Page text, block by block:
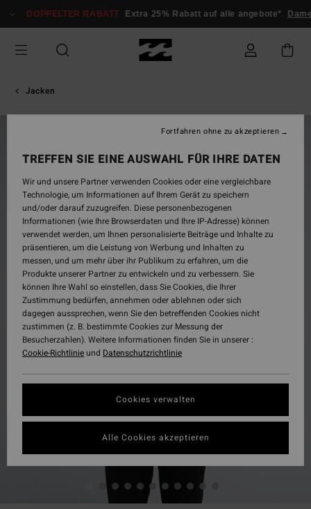
zur
springen
DOPPELTER RABATT Extra 25% Rabatt auf alle angebote* Damen
Jacken
TREFFEN SIE EINE AUSWAHL FÜR IHRE DATEN
Wir und unsere Partner verwenden Cookies oder eine vergleichbare
Technologie, um Informationen auf Ihrem Gerät zu speichern
und/oder darauf zuzugreifen. Diese personenbezogenen
Informationen (wie Ihre Browserdaten und Ihre IP-Adresse) können
verwendet werden, um Ihnen personalisierte Beiträge und Inhalte zu
präsentieren, um die Leistung von Werbung und Inhalten zu
messen, und um mehr über ihr Publikum zu erfahren, um die
Produkte unserer Partner zu entwickeln und zu verbessern. Sie
können Ihre Wahl so einstellen, dass Sie Cookies, die Ihrer
Zustimmung bedürfen, annehmen oder ablehnen oder sich
dagegen aussprechen, wenn Sie den betreffenden Cookies nicht
zustimmen (z. B. bestimmte Cookies zur Messung der
Besucherzahlen). Weitere Informationen finden Sie in unserer :
Cookie-Richtlinieund Datenschutzrichtlinie
Cookies verwalten
Fortfahren ohne zu akzeptieren
Alle Cookies akzeptieren